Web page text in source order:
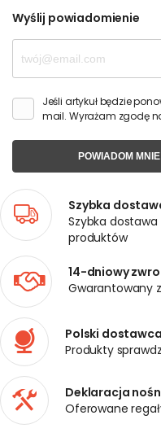
Wyślij powiadomienie
Jeśli artykuł będzie
mail. Wyrażam zgodę
POWIADOM
Szybka
Szybka
produktów
14-dniowy
Gwarantowany
Polski dostawca
Produkty
Deklaracja
Oferowane